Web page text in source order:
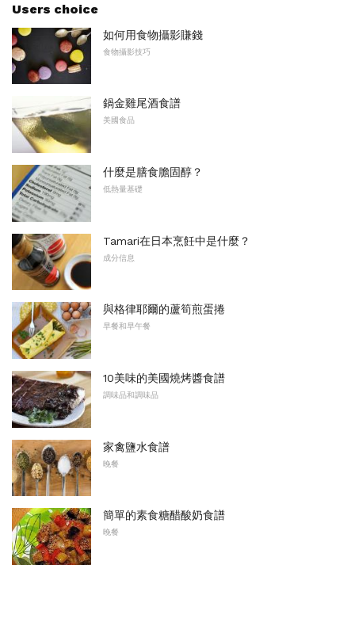
Users choice
如何用食物攝影賺錢
食物攝影技巧
鍋金雞尾酒食譜
美國食品
什麼是膳食膽固醇？
低熱量基礎
Tamari在日本烹飪中是什麼？
成分信息
與格律耶爾的蘆筍煎蛋捲
早餐和早午餐
10美味的美國燒烤醬食譜
調味品和調味品
家禽鹽水食譜
晚餐
簡單的素食糖醋酸奶食譜
晚餐